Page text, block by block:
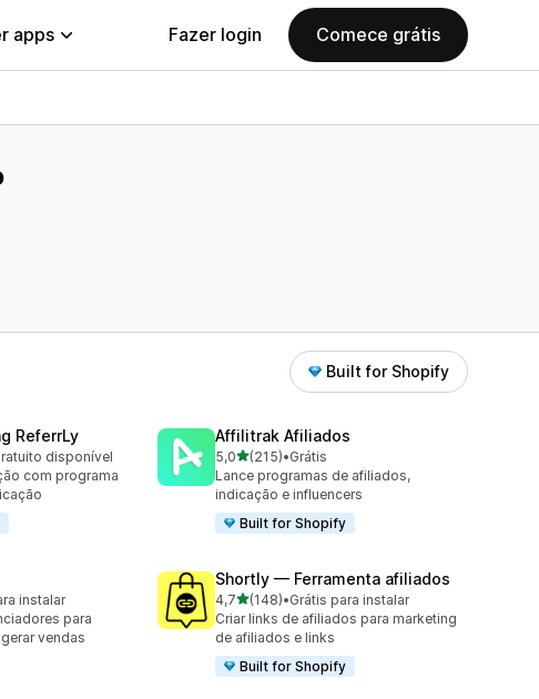
apps Fazer login Comece grátis
Built for Shopify
ReferrLy
disponível
com programa
Affilitrak Afiliados
5,0de 5 estrelas
(215)
215 avaliações ao todo
•Grátis
Lance programas de afiliados,
indicação e influencers
Built for Shopify
instalar
para
vendas
Shortly — Ferramenta afiliados
4,7de 5 estrelas
(148)
148 avaliações ao todo
•Grátis para instalar
Criar links de afiliados para marketing
de afiliados e links
Built for Shopify